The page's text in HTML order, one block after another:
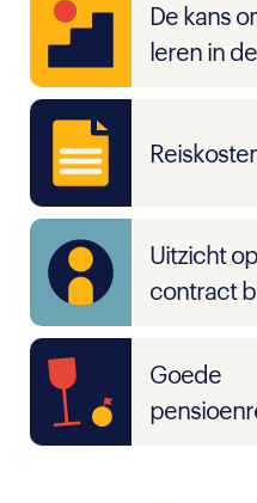
De kans
leren in
Uitzicht
contract
Goede